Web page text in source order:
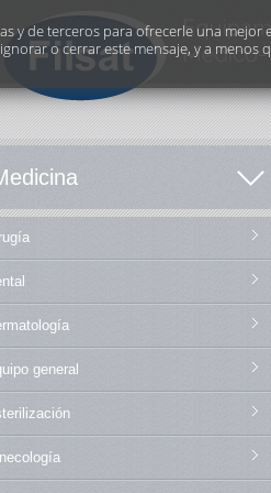
general
y de terceros para ofrecerle una mejor
o cerrar este mensaje, y a menos